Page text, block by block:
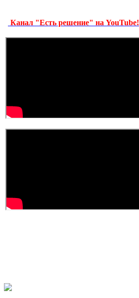
Канал "Есть решение" на YouTube!